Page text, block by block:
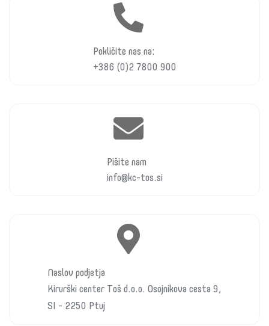
Pokličite nas na:
+386 (0)2 7800 900
Pišite nam
info@kc-tos.si
Naslov podjetja
Kirurški center Toš d.o.o. Osojnikova cesta 9,
SI - 2250 Ptuj